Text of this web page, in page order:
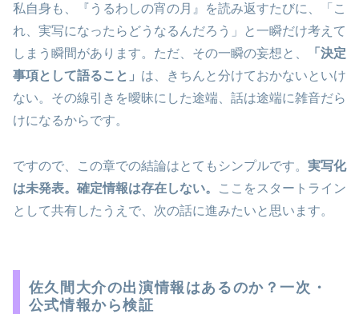
私自身も、『うるわしの宵の月』を読み返すたびに、「こ
れ、実写になったらどうなるんだろう」と一瞬だけ考えて
しまう瞬間があります。ただ、その一瞬の妄想と、
「決定
事項として語ること」 は、きちんと分けておかないといけ
ない。その線引きを曖昧にした途端、話は途端に雑音だら
けになるからです。
ですので、この章での結論はとてもシンプルです。 実写化
は未発表。確定情報は存在しない。
ここをスタートライン
として共有したうえで、次の話に進みたいと思います。
佐久間大介の出演情報はあるのか？一次・
公式情報から検証